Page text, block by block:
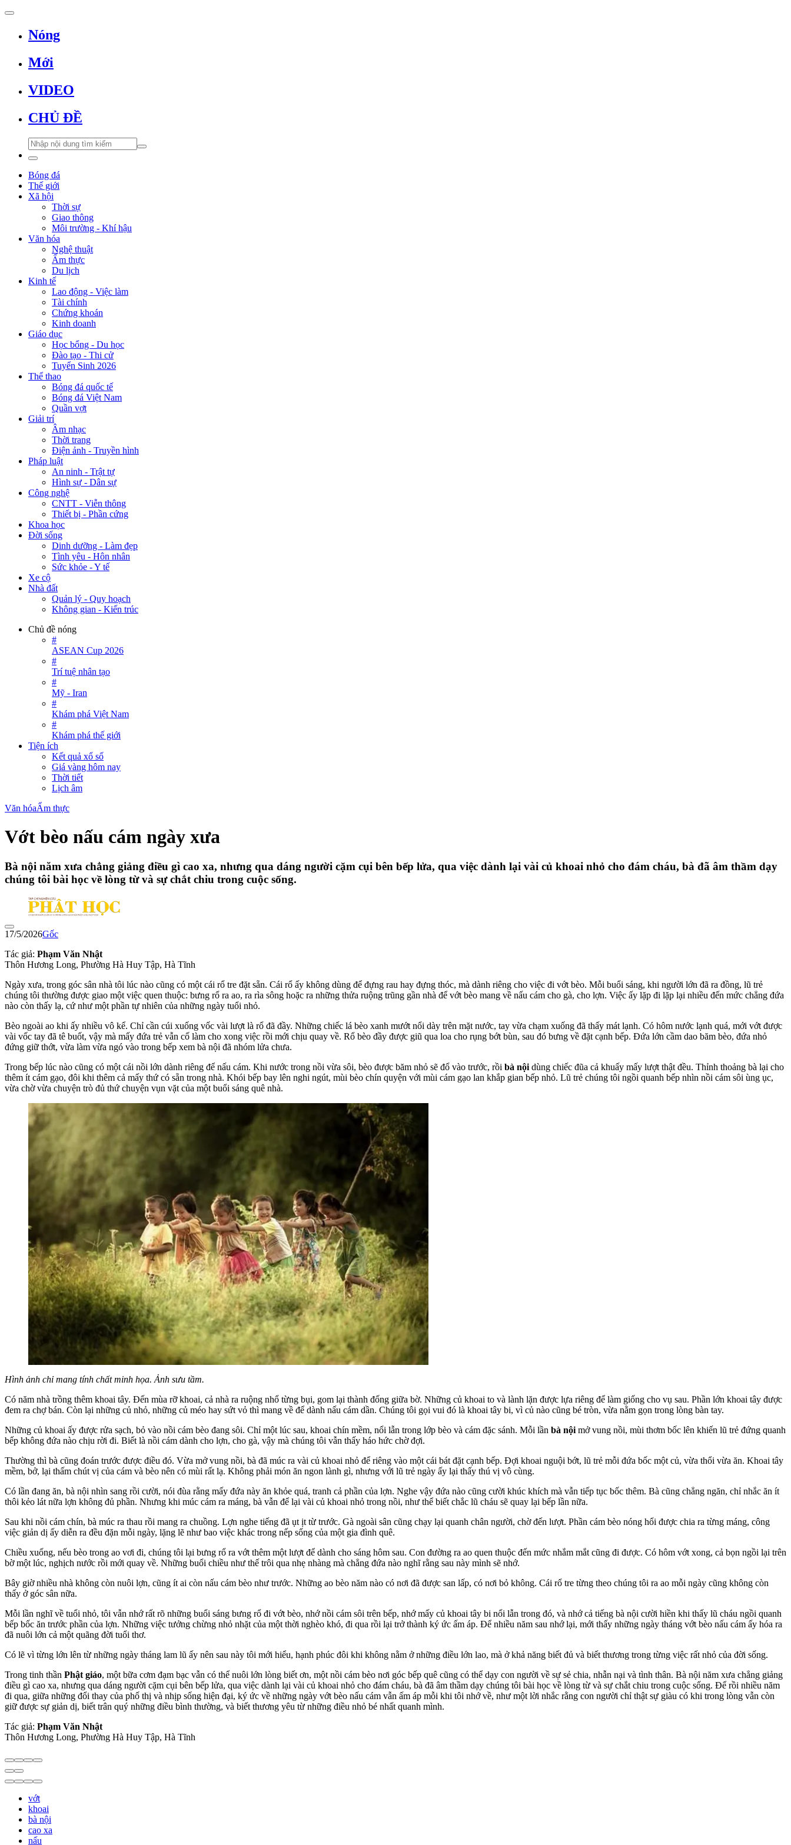
Nóng
Mới
VIDEO
CHỦ ĐỀ
Bóng đá
Thế giới
Xã hội
Thời sự
Giao thông
Môi trường - Khí hậu
Văn hóa
Nghệ thuật
Ẩm thực
Du lịch
Kinh tế
Lao động - Việc làm
Tài chính
Chứng khoán
Kinh doanh
Giáo dục
Học bổng - Du học
Đào tạo - Thi cử
Tuyển Sinh 2026
Thể thao
Bóng đá quốc tế
Bóng đá Việt Nam
Quần vợt
Giải trí
Âm nhạc
Thời trang
Điện ảnh - Truyền hình
Pháp luật
An ninh - Trật tự
Hình sự - Dân sự
Công nghệ
CNTT - Viễn thông
Thiết bị - Phần cứng
Khoa học
Đời sống
Dinh dưỡng - Làm đẹp
Tình yêu - Hôn nhân
Sức khỏe - Y tế
Xe cộ
Nhà đất
Quản lý - Quy hoạch
Không gian - Kiến trúc
Chủ đề nóng
#
ASEAN Cup 2026
#
Trí tuệ nhân tạo
#
Mỹ - Iran
#
Khám phá Việt Nam
#
Khám phá thế giới
Tiện ích
Kết quả xổ số
Giá vàng hôm nay
Thời tiết
Lịch âm
Văn hóaẨm thực
Vớt bèo nấu cám ngày xưa
Bà nội năm xưa chẳng giảng điều gì cao xa, nhưng qua dáng người cặm cụi bên bếp lửa, qua việc dành lại vài củ khoai nhỏ cho đám cháu, bà đã âm thầm dạy
chúng tôi bài học về lòng từ và sự chắt chiu trong cuộc sống.
17/5/2026Gốc
Tác giả: Phạm Văn Nhật
Thôn Hương Long, Phường Hà Huy Tập, Hà Tĩnh
Ngày xưa, trong góc sân nhà tôi lúc nào cũng có một cái rổ tre đặt sẵn. Cái rổ ấy không dùng để đựng rau hay đựng thóc, mà dành riêng cho việc đi vớt bèo. Mỗi buổi sáng, khi người lớn đã ra đồng, lũ trẻ
chúng tôi thường được giao một việc quen thuộc: bưng rổ ra ao, ra rìa sông hoặc ra những thửa ruộng trũng gần nhà để vớt bèo mang về nấu cám cho gà, cho lợn. Việc ấy lặp đi lặp lại nhiều đến mức chẳng đứa
nào còn thấy lạ, cứ như một phần tự nhiên của những ngày tuổi nhỏ.
Bèo ngoài ao khi ấy nhiều vô kể. Chỉ cần cúi xuống vốc vài lượt là rổ đã đầy. Những chiếc lá bèo xanh mướt nổi dày trên mặt nước, tay vừa chạm xuống đã thấy mát lạnh. Có hôm nước lạnh quá, mới vớt được
vài vốc tay đã tê buốt, vậy mà mấy đứa trẻ vẫn cố làm cho xong việc rồi mới chịu quay về. Rổ bèo đầy được giũ qua loa cho rụng bớt bùn, sau đó bưng về đặt cạnh bếp. Đứa lớn cầm dao băm bèo, đứa nhỏ
đứng giữ thớt, vừa làm vừa ngó vào trong bếp xem bà nội đã nhóm lửa chưa.
Trong bếp lúc nào cũng có một cái nồi lớn dành riêng để nấu cám. Khi nước trong nồi vừa sôi, bèo được băm nhỏ sẽ đổ vào trước, rồi bà nội dùng chiếc đũa cả khuấy mấy lượt thật đều. Thỉnh thoảng bà lại cho
thêm ít cám gạo, đôi khi thêm cả mấy thứ có sẵn trong nhà. Khói bếp bay lên nghi ngút, mùi bèo chín quyện với mùi cám gạo lan khắp gian bếp nhỏ. Lũ trẻ chúng tôi ngồi quanh bếp nhìn nồi cám sôi ùng ục,
vừa chờ vừa chuyện trò đủ thứ chuyện vụn vặt của một buổi sáng quê nhà.
Hình ảnh chỉ mang tính chất minh họa. Ảnh sưu tầm.
Có năm nhà trồng thêm khoai tây. Đến mùa rỡ khoai, cả nhà ra ruộng nhổ từng bụi, gom lại thành đống giữa bờ. Những củ khoai to và lành lặn được lựa riêng để làm giống cho vụ sau. Phần lớn khoai tây được
đem ra chợ bán. Còn lại những củ nhỏ, những củ méo hay sứt vỏ thì mang về để dành nấu cám dần. Chúng tôi gọi vui đó là khoai tây bi, vì củ nào cũng bé tròn, vừa nằm gọn trong lòng bàn tay.
Những củ khoai ấy được rửa sạch, bỏ vào nồi cám bèo đang sôi. Chỉ một lúc sau, khoai chín mềm, nổi lẫn trong lớp bèo và cám đặc sánh. Mỗi lần bà nội mở vung nồi, mùi thơm bốc lên khiến lũ trẻ đứng quanh
bếp không đứa nào chịu rời đi. Biết là nồi cám dành cho lợn, cho gà, vậy mà chúng tôi vẫn thấy háo hức chờ đợi.
Thường thì bà cũng đoán trước được điều đó. Vừa mở vung nồi, bà đã múc ra vài củ khoai nhỏ để riêng vào một cái bát đặt cạnh bếp. Đợi khoai nguội bớt, lũ trẻ mỗi đứa bốc một củ, vừa thổi vừa ăn. Khoai tây
mềm, bở, lại thấm chút vị của cám và bèo nên có mùi rất lạ. Không phải món ăn ngon lành gì, nhưng với lũ trẻ ngày ấy lại thấy thú vị vô cùng.
Có lần đang ăn, bà nội nhìn sang rồi cười, nói đùa rằng mấy đứa này ăn khỏe quá, tranh cả phần của lợn. Nghe vậy đứa nào cũng cười khúc khích mà vẫn tiếp tục bốc thêm. Bà cũng chẳng ngăn, chỉ nhắc ăn ít
thôi kẻo lát nữa lợn không đủ phần. Nhưng khi múc cám ra máng, bà vẫn để lại vài củ khoai nhỏ trong nồi, như thể biết chắc lũ cháu sẽ quay lại bếp lần nữa.
Sau khi nồi cám chín, bà múc ra thau rồi mang ra chuồng. Lợn nghe tiếng đã ụt ịt từ trước. Gà ngoài sân cũng chạy lại quanh chân người, chờ đến lượt. Phần cám bèo nóng hổi được chia ra từng máng, công
việc giản dị ấy diễn ra đều đặn mỗi ngày, lặng lẽ như bao việc khác trong nếp sống của một gia đình quê.
Chiều xuống, nếu bèo trong ao vơi đi, chúng tôi lại bưng rổ ra vớt thêm một lượt để dành cho sáng hôm sau. Con đường ra ao quen thuộc đến mức nhắm mắt cũng đi được. Có hôm vớt xong, cả bọn ngồi lại trên
bờ một lúc, nghịch nước rồi mới quay về. Những buổi chiều như thế trôi qua nhẹ nhàng mà chẳng đứa nào nghĩ rằng sau này mình sẽ nhớ.
Bây giờ nhiều nhà không còn nuôi lợn, cũng ít ai còn nấu cám bèo như trước. Những ao bèo năm nào có nơi đã được san lấp, có nơi bỏ không. Cái rổ tre từng theo chúng tôi ra ao mỗi ngày cũng không còn
thấy ở góc sân nữa.
Mỗi lần nghĩ về tuổi nhỏ, tôi vẫn nhớ rất rõ những buổi sáng bưng rổ đi vớt bèo, nhớ nồi cám sôi trên bếp, nhớ mấy củ khoai tây bi nổi lẫn trong đó, và nhớ cả tiếng bà nội cười hiền khi thấy lũ cháu ngồi quanh
bếp bốc ăn trước phần của lợn. Những việc tưởng chừng nhỏ nhặt của một thời nghèo khó, đi qua rồi lại trở thành ký ức ấm áp. Để nhiều năm sau nhớ lại, mới thấy những ngày tháng vớt bèo nấu cám ấy hóa ra
đã nuôi lớn cả một quãng đời tuổi thơ.
Có lẽ vì từng lớn lên từ những ngày tháng lam lũ ấy nên sau này tôi mới hiểu, hạnh phúc đôi khi không nằm ở những điều lớn lao, mà ở khả năng biết đủ và biết thương trong từng việc rất nhỏ của đời sống.
Trong tinh thần Phật giáo, một bữa cơm đạm bạc vẫn có thể nuôi lớn lòng biết ơn, một nồi cám bèo nơi góc bếp quê cũng có thể dạy con người về sự sẻ chia, nhẫn nại và tình thân. Bà nội năm xưa chẳng giảng
điều gì cao xa, nhưng qua dáng người cặm cụi bên bếp lửa, qua việc dành lại vài củ khoai nhỏ cho đám cháu, bà đã âm thầm dạy chúng tôi bài học về lòng từ và sự chắt chiu trong cuộc sống. Để rồi nhiều năm
đi qua, giữa những đổi thay của phố thị và nhịp sống hiện đại, ký ức về những ngày vớt bèo nấu cám vẫn ấm áp mỗi khi tôi nhớ về, như một lời nhắc rằng con người chỉ thật sự giàu có khi trong lòng vẫn còn
giữ được sự giản dị, biết trân quý những điều bình thường, và biết thương yêu từ những điều nhỏ bé nhất quanh mình.
Tác giả: Phạm Văn Nhật
Thôn Hương Long, Phường Hà Huy Tập, Hà Tĩnh
vớt
khoai
bà nội
cao xa
nấu